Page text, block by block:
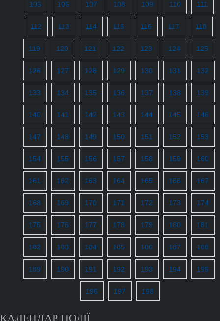
105 106 107 108 109 110 111
112 113 114 115 116 117 118
119 120 121 122 123 124 125
126 127 128 129 130 131 132
133 134 135 136 137 138 139
140 141 142 143 144 145 146
147 148 149 150 151 152 153
154 155 156 157 158 159 160
161 162 163 164 165 166 167
168 169 170 171 172 173 174
175 176 177 178 179 180 181
182 183 184 185 186 187 188
189 190 191 192 193 194 195
196 197 198
КАЛЕНДАР ПОДІЇ